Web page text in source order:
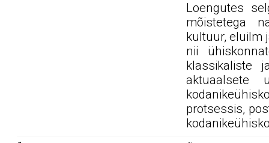
Loengutes
mõistetega
kultuur, eluilm
nii
klassikaliste
aktuaalsete
protsessis,